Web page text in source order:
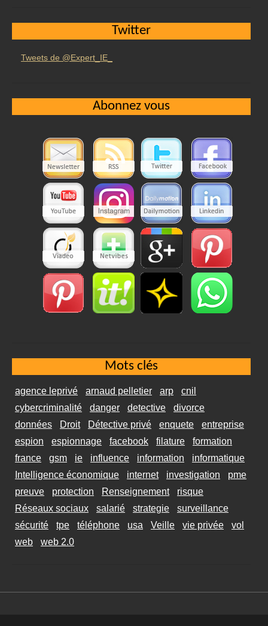
Twitter
Tweets de @Expert_IE_
Abonnez vous
Mots clés
agence leprivé arnaud pelletier arp
cnil
cybercriminalité
danger detective
divorce
données
Droit Détective privé enquete
entreprise
espion
espionnage facebook filature
formation
france
gsm ie influence information
informatique
Intelligence économique
internet investigation
pme
preuve
protection Renseignement
risque
Réseaux sociaux
salarié strategie
surveillance
sécurité
tpe téléphone usa Veille vie privée
vol
web
web 2.0